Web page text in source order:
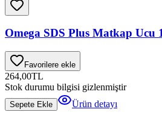
Omega SDS Plus Matkap Ucu
Favorilere ekle
264,00TL
Stok durumu bilgisi gizlenmiştir
Sepete Ekle Ürün detayı